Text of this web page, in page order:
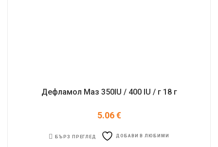
Дефламол Маз 350IU / 400 IU / г 18 г
5.06€
БЪРЗ ПРЕГЛЕД ДОБАВИ В ЛЮБИМИ